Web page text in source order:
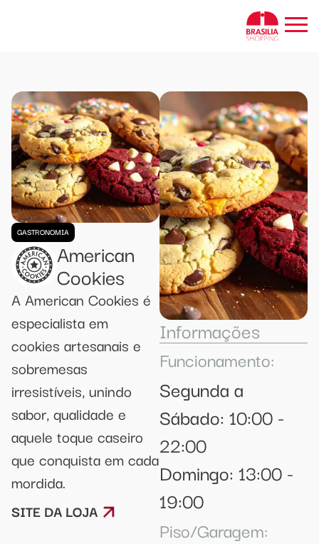
GASTRONOMIA
American
Cookies
A American Cookies é
especialista em
cookies artesanais e
sobremesas
irresistíveis, unindo
sabor, qualidade e
aquele toque caseiro
que conquista em cada
mordida.
SITE DA LOJA
Informações
Funcionamento:
Segunda a
Sábado: 10:00 -
22:00
Domingo: 13:00 -
19:00
Piso/Garagem: